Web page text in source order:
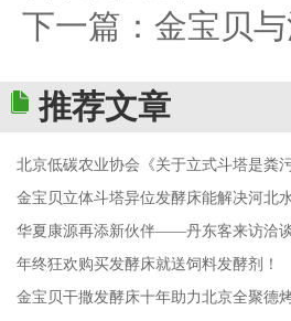
下一篇： 金宝贝
推荐文章
北京低碳农业协会《关于立式斗塔是粪
金宝贝立体斗塔异位发酵床能解决河北
华夏康源再添新伙伴——丹东客来访洽谈
年终狂欢购买发酵床就送饲料发酵剂！
金宝贝干撒发酵床十年助力北京全聚德